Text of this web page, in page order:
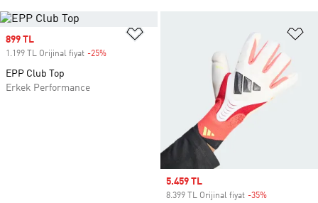
Sale price
899 TL
1.199 TL Orijinal fiyat -25%
EPP Club Top
Erkek Performance
Sale price
5.459 TL
8.399 TL Orijinal fiyat -35%